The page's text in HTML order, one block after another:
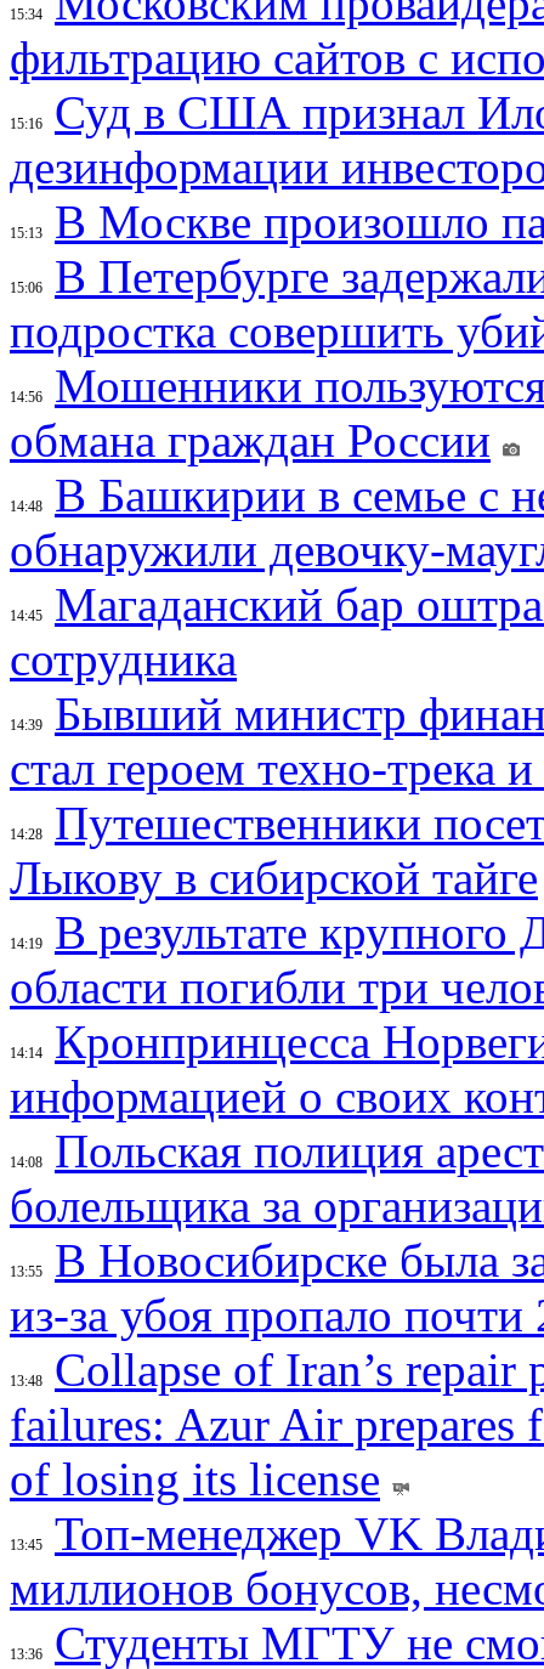
15:34
фильтрацию сайтов с
15:16
Суд в США признал
дезинформации
15:13 В Москве произошло
15:06
В Петербурге
подростка совершить
14:56
Мошенники
обмана граждан России
14:48
В Башкирии в семье с
обнаружили девочку-
14:45
Магаданский бар
сотрудника
14:39
Бывший министр
стал героем техно-трека
14:28
Путешественники
Лыкову в сибирской тайге
14:19
В результате крупного
области погибли три
14:14
Кронпринцесса
информацией о своих
14:08
Польская полиция
болельщика за
13:55
В Новосибирске была
из-за убоя пропало почти
13:48
Collapse of Iran’s repair
failures: Azur Air prepares
of losing its license
13:45
Топ-менеджер VK
миллионов бонусов,
13:36
Студенты МГТУ не